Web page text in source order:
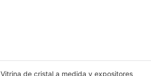
Vitrina de cristal a medida y expositores